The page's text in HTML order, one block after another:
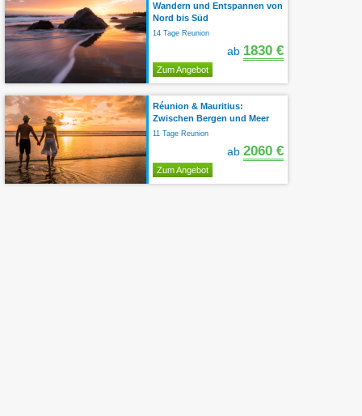
Wandern und Entspannen von
Nord bis Süd
14 Tage Reunion
ab 1830 €
Zum Angebot
Réunion & Mauritius:
Zwischen Bergen und Meer
11 Tage Reunion
ab 2060 €
Zum Angebot